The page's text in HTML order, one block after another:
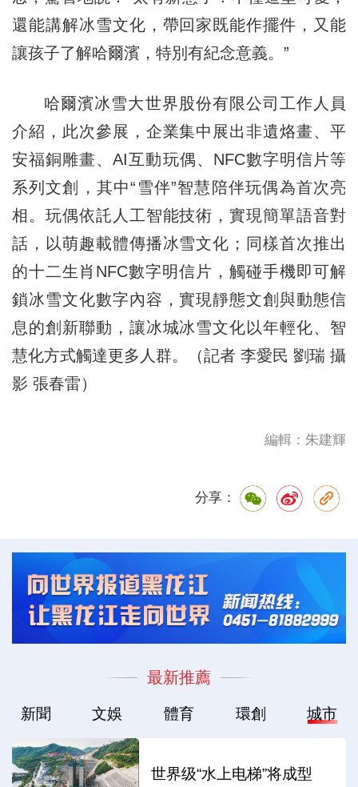
還能講解冰雪文化，帶回家既能作擺件，又能
讓孩子了解哈爾濱，特別有紀念意義。”
哈爾濱冰雪大世界股份有限公司工作人員
介紹，此次參展，企業集中展出非遺烙畫、平
安福銅雕畫、AI互動玩偶、NFC數字明信片等
系列文創，其中“雪伴”智慧陪伴玩偶為首次亮
相。玩偶依託人工智能技術，實現簡單語音對
話，以萌趣載體傳播冰雪文化；同樣首次推出
的十二生肖NFC數字明信片，觸碰手機即可解
鎖冰雪文化數字內容，實現靜態文創與動態信
息的創新聯動，讓冰城冰雪文化以年輕化、智
慧化方式觸達更多人群。（記者 李愛民 劉瑞 攝
影 張春雷）
編輯：朱建輝
分享：
最新推薦
新聞 文娛 體育 環創 城市
世界级“水上电梯”将成型